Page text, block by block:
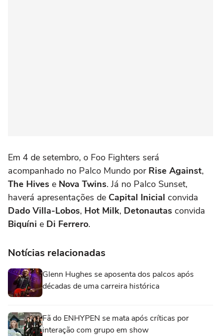
Em 4 de setembro, o Foo Fighters será
acompanhado no Palco Mundo por Rise Against,
The Hives e Nova Twins. Já no Palco Sunset,
haverá apresentações de Capital Inicial convida
Dado Villa-Lobos, Hot Milk, Detonautas convida
Biquíni e Di Ferrero.
Notícias relacionadas
Glenn Hughes se aposenta dos palcos após
décadas de uma carreira histórica
Fã do ENHYPEN se mata após críticas por
interação com grupo em show